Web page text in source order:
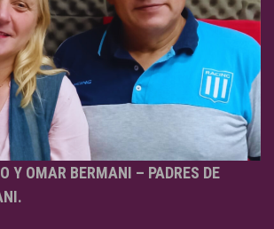
Y OMAR BERMANI – PADRES DE